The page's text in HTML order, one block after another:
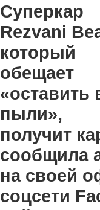
Суперкар
Rezvani
который
обещает
«оставить
пыли»,
получит
сообщила
на своей
соцсети